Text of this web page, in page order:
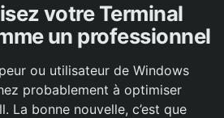
votre Terminal
un professionnel
ou utilisateur de Windows
probablement à optimiser
La bonne nouvelle, c’est que